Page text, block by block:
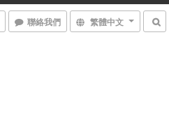
聯絡我們 繁體中文